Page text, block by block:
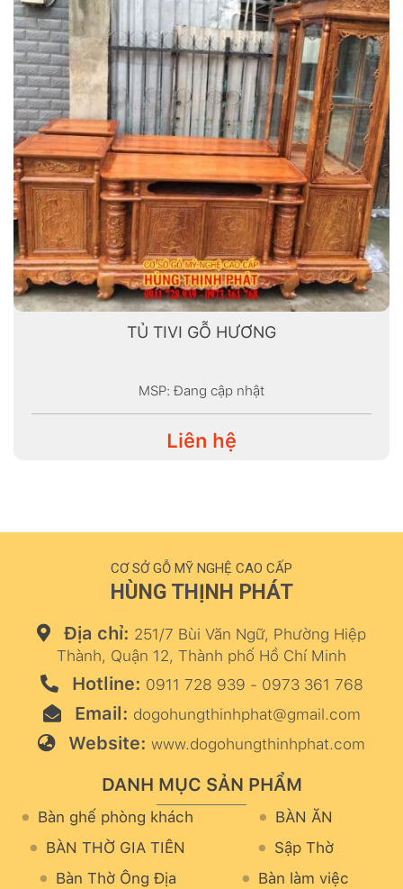
TỦ TIVI GỖ HƯƠNG
MSP: Đang cập nhật
Liên hệ
CƠ SỞ GỖ MỸ NGHỆ CAO CẤP
HÙNG THỊNH PHÁT
Địa chỉ: 251/7 Bùi Văn Ngữ, Phường Hiệp
Thành, Quận 12, Thành phố Hồ Chí Minh
Hotline: 0911 728 939 - 0973 361 768
Email: dogohungthinhphat@gmail.com
Website: www.dogohungthinhphat.com
DANH MỤC SẢN PHẨM
Bàn ghế phòng khách
BÀN ĂN
BÀN THỜ GIA TIÊN
Sập Thờ
Bàn Thờ Ông Địa
Bàn làm việc